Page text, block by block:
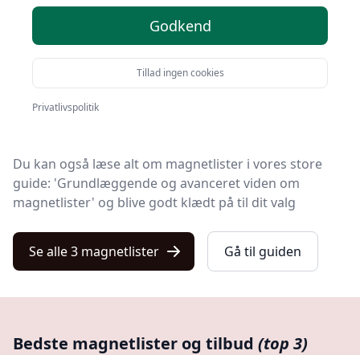
Leder du efter de bedste magnetlister? På Kulturnet
har vi udvalgt 3 produkter, så du let kan finde din
favorit.
Blandt de 3 udvalgte produkter finder du både skarpe
tilbud, magnetliste med gratis fragt og modeller i
Du kan også læse alt om magnetlister i vores store
guide: 'Grundlæggende og avanceret viden om
magnetlister' og blive godt klædt på til dit valg
Se alle 3 magnetlister Gå til guiden
Bedste magnetlister og tilbud (top 3)
Godkend
Tillad ingen cookies
Privatlivspolitik